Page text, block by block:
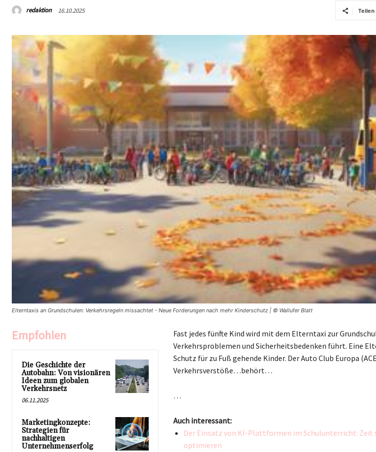
redaktion 16.10.2025 Teilen
Elterntaxis an Grundschulen: Verkehrsregeln missachtet - Neue Forderungen nach mehr Kinderschutz | © Wallufer Blatt
Empfohlen
Die Geschichte der
Autobahn: Von visionären
Ideen zum globalen
Verkehrsnetz
06.11.2025
Marketingkonzepte:
Strategien für
nachhaltigen
Unternehmenserfolg
Fast jedes fünfte Kind wird mit dem Elterntaxi zur
Verkehrsproblemen und Sicherheitsbedenken führt. Eine
Schutz für zu Fuß gehende Kinder. Der Auto Club Europa
Verkehrsverstöße…behört…
…
Auch interessant:
Der Einsatz von KI-Plattformen im Schulunterricht: Zeit
optimieren